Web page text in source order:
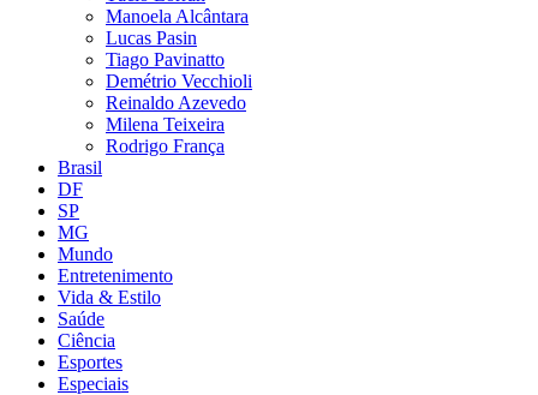
Manoela Alcântara
Lucas Pasin
Tiago Pavinatto
Demétrio Vecchioli
Reinaldo Azevedo
Milena Teixeira
Rodrigo França
Brasil
DF
SP
MG
Mundo
Entretenimento
Vida & Estilo
Saúde
Ciência
Esportes
Especiais